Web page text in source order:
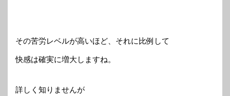
その苦労レベルが高いほど、それに比例して
快感は確実に増大しますね。
詳しく知りませんが